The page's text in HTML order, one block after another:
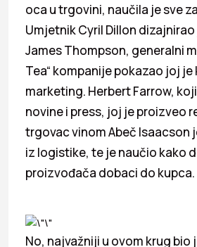
oca u trgovini, naučila je sve
Umjetnik Cyril Dillon
James Thompson, generalni
Tea“ kompanije pokazao joj je
marketing. Herbert Farrow,
novine i press, joj je proizveo
trgovac vinom Abeč Isaacson
iz logistike, te je naučio kako
proizvođača dobaci do kupca.
No, najvažniji u ovom krug bio